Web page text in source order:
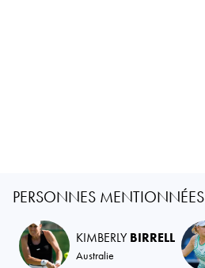
PERSONNES MENTIONNÉES
KIMBERLYBIRRELL
Australie